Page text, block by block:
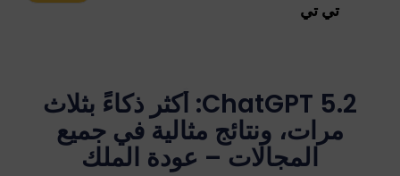
تي تي
ChatGPT 5.2: أكثر ذكاءً بثلاث
مرات، ونتائج مثالية في جميع
المجالات – عودة الملك